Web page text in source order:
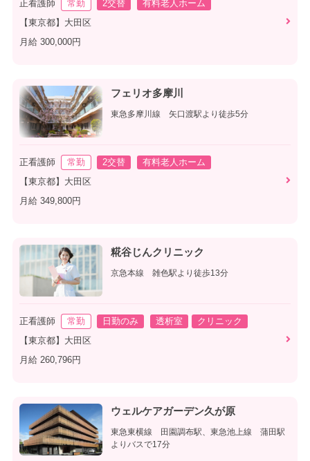
正看護師 常勤 2交替
有料老人ホーム
【東京都】大田区
月給 300,000円
フェリオ多摩川
東急多摩川線 矢口渡駅より徒歩5分
正看護師 常勤 2交替
有料老人ホーム
【東京都】大田区
月給 349,800円
糀谷じんクリニック
京急本線 雑色駅より徒歩13分
正看護師 常勤 日勤のみ 透析室
クリニック
【東京都】大田区
月給 260,796円
ウェルケアガーデン久が原
東急東横線 田園調布駅、東急池上線 蒲田駅
よりバスで17分